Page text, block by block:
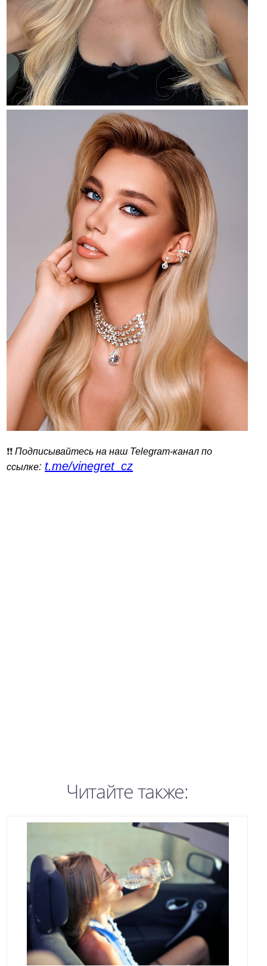
❗️❗️Подписывайтесь на наш Telegram-канал по
ссылке: t.me/vinegret_cz
Читайте также: